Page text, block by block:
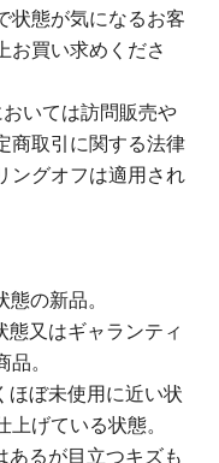
状態が気になるお客
お買い求めくださ
いては訪問販売や
商取引に関する法律
ングオフは適用され
の新品。
態又はギャランティ
。
ほぼ未使用に近い状
げている状態。
あるが目立つキズも